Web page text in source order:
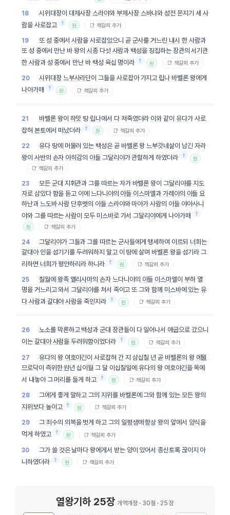
18 시위대장이 대제사장 스라야와 부제사장 스바냐와성전 문지기 세 사
람을 사로잡고 † 원 📑 책갈피 추가
19 또 성 중에서사람을 사로잡았으니 곧 군사를 거느린 내시 한 사람과
또 성 중에서 만난 바 왕의 시종다섯 사람과 백성을 징집하는 장관의서기관
한 사람과 성 중에서 만난 바 백성 육십 명이라 † 원 📑 책갈피 추가
20 시위대장 느부사라단이 그들을 사로잡아 가지고 립나 바벨론왕에게
나아가매
† 원 📑 책갈피 추가
21 바벨론왕이 하맛 땅 립나에서 다 쳐죽였더라 이와 같이 유다가 사로
잡혀 본토에서 떠났더라 † 원 📑 책갈피 추가
22 유다땅에 머물러 있는 백성은 곧 바벨론왕 느부갓네살이 남긴 자라
왕이 사반의 손자 아히감의 아들 그달리야가 관할하게 하였더라 † 원
📑 책갈피 추가
23 모든 군대 지휘관과 그를 따르는 자가 바벨론 왕이그달리야를 지도
자로 삼았다 함을 듣고 이에 느다니야의 아들 이스마엘과 가레아의 아들 요
하난과 느도바사람 단후멧의 아들 스라야와 마아가 사람의 아들 야아사니
야와 그를 따르는사람이모두 미스바로 가서그달리야에게 나아가매 †
원 📑 책갈피 추가
24 그달리야가 그들과 그를 따르는 군사들에게 맹세하여 이르되 너희는
갈대아인을 섬기기를 두려워하지 말고 이 땅에 살며 바벨론왕을 섬기라 그
리하면 너희 가 평안하리라 하니라 † 원 📑 책갈피 추가
25 칠월에 왕족 엘리사마의손자 느다니야의 아들 이스마엘이 부하열
명을 거느리고 와서그달리야를 쳐서 죽이고 또 그와 함께 미스바에 있는유
다 사람과 갈대아사람을 죽인지라 † 원 📑 책갈피 추가
26 노소를 막론하고 백성과군대 장관들이 다 일어나서 애굽으로 갔으니
이는 갈대아 사람을 두려워함이었더라 † 원 📑 책갈피 추가
27 유다의 왕 여호야긴이 사로잡혀 간 지 삼십칠 년 곧 바벨론의 왕 에윌
므로닥이 즉위한원년 십이월 그 달 이십칠일에유다의 왕 여호야긴을 옥에
서 내놓아 그 머리를 들게 하고 † 원 📑 책갈피 추가
28 그에게 좋게 말하고 그의지위 를 바벨론에 그와함께 있는 모든 왕의
지위 보다 높이고 † 원 📑 책갈피 추가
29 그 죄수의 의복을 벗게 하고 그의 일평생에항상 왕의 앞에서 양식을
먹게 하였고 † 원 📑 책갈피 추가
30
그가 쓸 것은 날마다 왕에게서 받는 양이 있어서 종신토록 끊이지 아
니하였더라 † 원 📑 책갈피 추가
열왕기하 25장개역개정 · 30절 · 25 장